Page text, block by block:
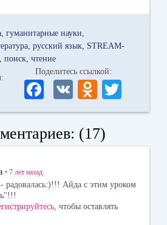
гуманитарные науки
русский язык STREAM-
поиск чтение
Поделитесь ссылкой:
Fa
ce
bo
ok
V
K
O
dn
ok
la
ni
ki
wi
r
(17)
• 7 лет назад
радовалась:)!!! Айда с этим уроком
, чтобы оставлять